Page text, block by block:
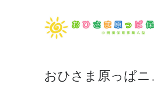
おひさま原っぱニ